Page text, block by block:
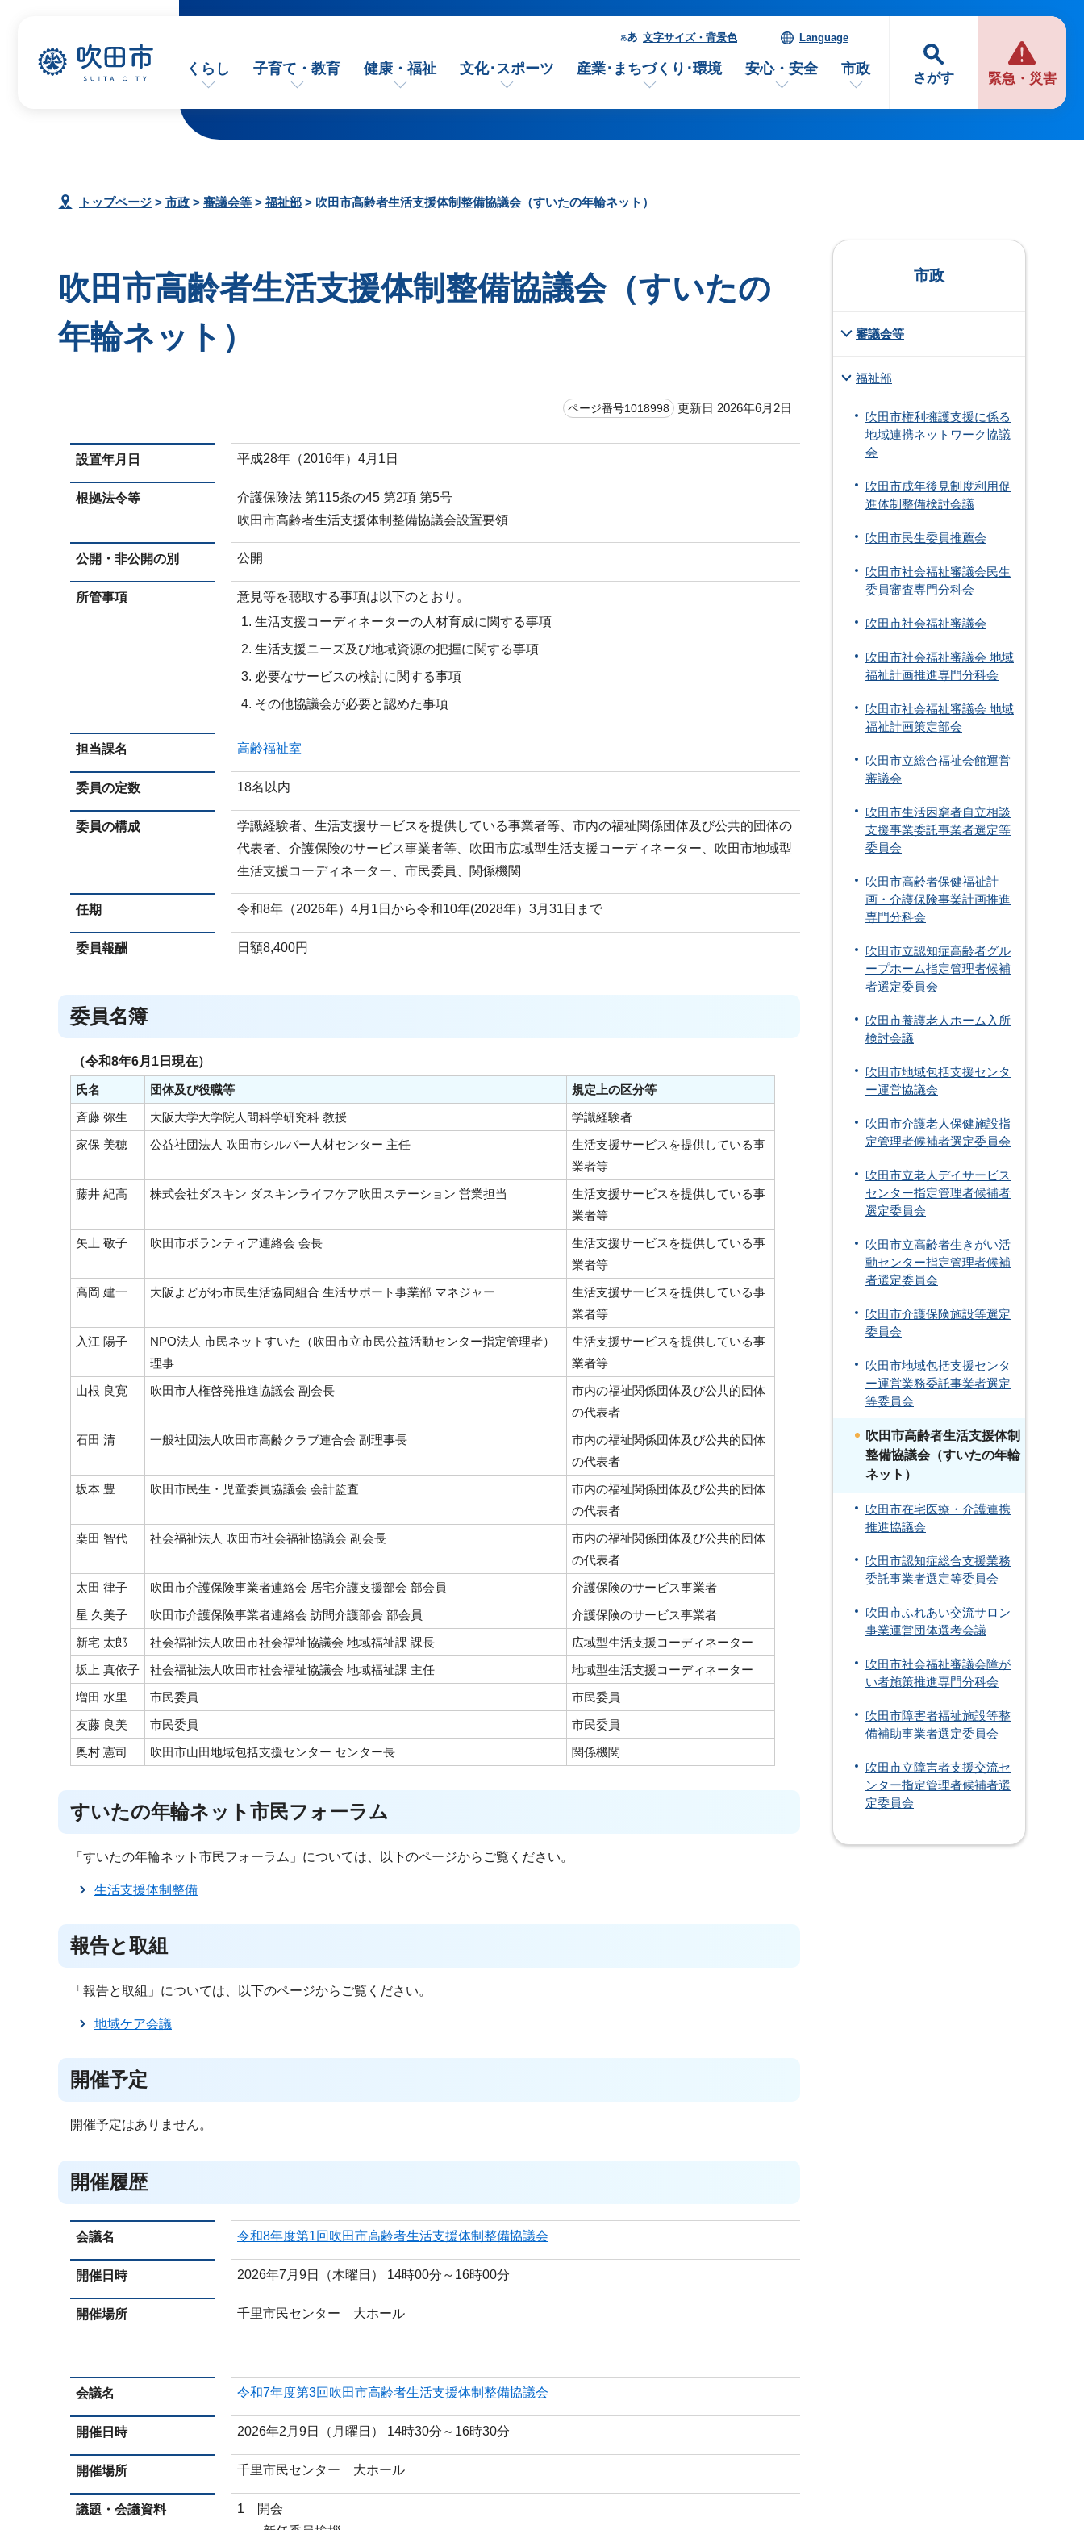
さがす 緊急・災害
文字サイズ・背景色 Language
くらし 子育て・教育 健康・福祉 文化･スポーツ 産業･まちづくり･環境 安心・安全 市政
トップページ > 市政 > 審議会等 > 福祉部 > 吹田市高齢者生活支援体制整備協議会（すいたの年輪ネット）
吹田市高齢者生活支援体制整備協議会（すいたの
年輪ネット）
ページ番号1018998 更新日 2026年6月2日
設置年月日 平成28年（2016年）4月1日
根拠法令等
介護保険法 第115条の45 第2項 第5号
吹田市高齢者生活支援体制整備協議会設置要領
公開・非公開の別 公開
所管事項
意見等を聴取する事項は以下のとおり。
生活支援コーディネーターの人材育成に関する事項
生活支援ニーズ及び地域資源の把握に関する事項
必要なサービスの検討に関する事項
その他協議会が必要と認めた事項
担当課名 高齢福祉室
委員の定数 18名以内
委員の構成
学識経験者、生活支援サービスを提供している事業者等、市内の福祉関係団体及び公共的団体の
代表者、介護保険のサービス事業者等、吹田市広域型生活支援コーディネーター、吹田市地域型
生活支援コーディネーター、市民委員、関係機関
任期 令和8年（2026年）4月1日から令和10年(2028年）3月31日まで
委員報酬 日額8,400円
委員名簿
（令和8年6月1日現在）
氏名 団体及び役職等
規定上の区分等
斉藤 弥生
大阪大学大学院人間科学研究科 教授
学識経験者
家保 美穂
公益社団法人 吹田市シルバー人材センター 主任
生活支援サービスを提供している事
業者等
藤井 紀高
株式会社ダスキン ダスキンライフケア吹田ステーション 営業担当
生活支援サービスを提供している事
業者等
矢上 敬子
吹田市ボランティア連絡会 会長
生活支援サービスを提供している事
業者等
高岡 建一
大阪よどがわ市民生活協同組合 生活サポート事業部 マネジャー
生活支援サービスを提供している事
業者等
入江 陽子
NPO法人 市民ネットすいた（吹田市立市民公益活動センター指定管理者）
理事
生活支援サービスを提供している事
業者等
山根 良寛
吹田市人権啓発推進協議会 副会長
市内の福祉関係団体及び公共的団体
の代表者
石田 清
一般社団法人吹田市高齢クラブ連合会 副理事長
市内の福祉関係団体及び公共的団体
の代表者
坂本 豊
吹田市民生・児童委員協議会 会計監査
市内の福祉関係団体及び公共的団体
の代表者
桒田 智代
社会福祉法人 吹田市社会福祉協議会 副会長
市内の福祉関係団体及び公共的団体
の代表者
太田 律子
吹田市介護保険事業者連絡会 居宅介護支援部会 部会員
介護保険のサービス事業者
星 久美子
吹田市介護保険事業者連絡会 訪問介護部会 部会員
介護保険のサービス事業者
新宅 太郎
社会福祉法人吹田市社会福祉協議会 地域福祉課 課長
広域型生活支援コーディネーター
坂上 真依子
社会福祉法人吹田市社会福祉協議会 地域福祉課 主任
地域型生活支援コーディネーター
増田 水里
市民委員
市民委員
友藤 良美
市民委員
市民委員
奥村 憲司
吹田市山田地域包括支援センター センター長 関係機関
すいたの年輪ネット市民フォーラム
「すいたの年輪ネット市民フォーラム」については、以下のページからご覧ください。
生活支援体制整備
報告と取組
「報告と取組」については、以下のページからご覧ください。
地域ケア会議
開催予定
開催予定はありません。
開催履歴
会議名 令和8年度第1回吹田市高齢者生活支援体制整備協議会
開催日時 2026年7月9日（木曜日） 14時00分～16時00分
開催場所 千里市民センター 大ホール
会議名 令和7年度第3回吹田市高齢者生活支援体制整備協議会
開催日時 2026年2月9日（月曜日） 14時30分～16時30分
開催場所 千里市民センター 大ホール
議題・会議資料
1 開会
市政
審議会等
福祉部
吹田市権利擁護支援に係る
地域連携ネットワーク協議
会
吹田市成年後見制度利用促
進体制整備検討会議
吹田市民生委員推薦会
吹田市社会福祉審議会民生
委員審査専門分科会
吹田市社会福祉審議会
吹田市社会福祉審議会 地域
福祉計画推進専門分科会
吹田市社会福祉審議会 地域
福祉計画策定部会
吹田市立総合福祉会館運営
審議会
吹田市生活困窮者自立相談
支援事業委託事業者選定等
委員会
吹田市高齢者保健福祉計
画・介護保険事業計画推進
専門分科会
吹田市立認知症高齢者グル
ープホーム指定管理者候補
者選定委員会
吹田市養護老人ホーム入所
検討会議
吹田市地域包括支援センタ
ー運営協議会
吹田市介護老人保健施設指
定管理者候補者選定委員会
吹田市立老人デイサービス
センター指定管理者候補者
選定委員会
吹田市立高齢者生きがい活
動センター指定管理者候補
者選定委員会
吹田市介護保険施設等選定
委員会
吹田市地域包括支援センタ
ー運営業務委託事業者選定
等委員会
吹田市高齢者生活支援体制
整備協議会（すいたの年輪
ネット）
吹田市在宅医療・介護連携
推進協議会
吹田市認知症総合支援業務
委託事業者選定等委員会
吹田市ふれあい交流サロン
事業運営団体選考会議
吹田市社会福祉審議会障が
い者施策推進専門分科会
吹田市障害者福祉施設等整
備補助事業者選定委員会
吹田市立障害者支援交流セ
ンター指定管理者候補者選
定委員会